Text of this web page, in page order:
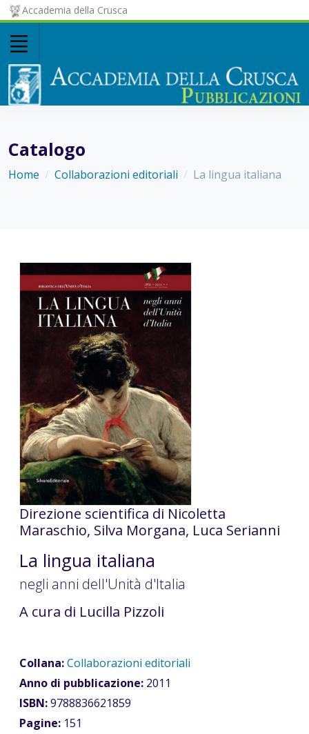
Accademia della Crusca
Catalogo
Home Collaborazioni editoriali La lingua italiana
Direzione scientifica di Nicoletta
Maraschio, Silva Morgana, Luca Serianni
La lingua italiana
negli anni dell'Unità d'Italia
A cura di Lucilla Pizzoli
Collana:Collaborazioni editoriali
Anno di pubblicazione: 2011
ISBN:9788836621859
Pagine: 151